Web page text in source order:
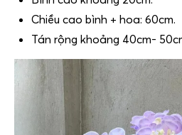
Chiều cao bình + hoa: 60cm.
Tán rộng khoảng 40cm-